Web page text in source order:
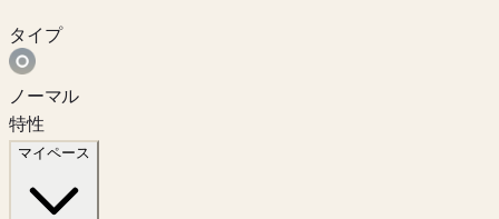
タイプ
ノーマル
特性
マイペース